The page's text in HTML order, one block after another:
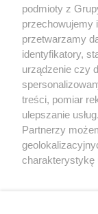
podmioty z
przechowujemy
przetwarzamy
identyfikatory,
urządzenie czy
treści, pomiar
ulepszanie
Partnerzy
charakterystykę